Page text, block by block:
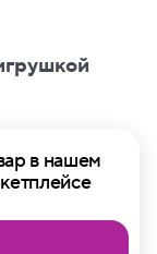
в нашем